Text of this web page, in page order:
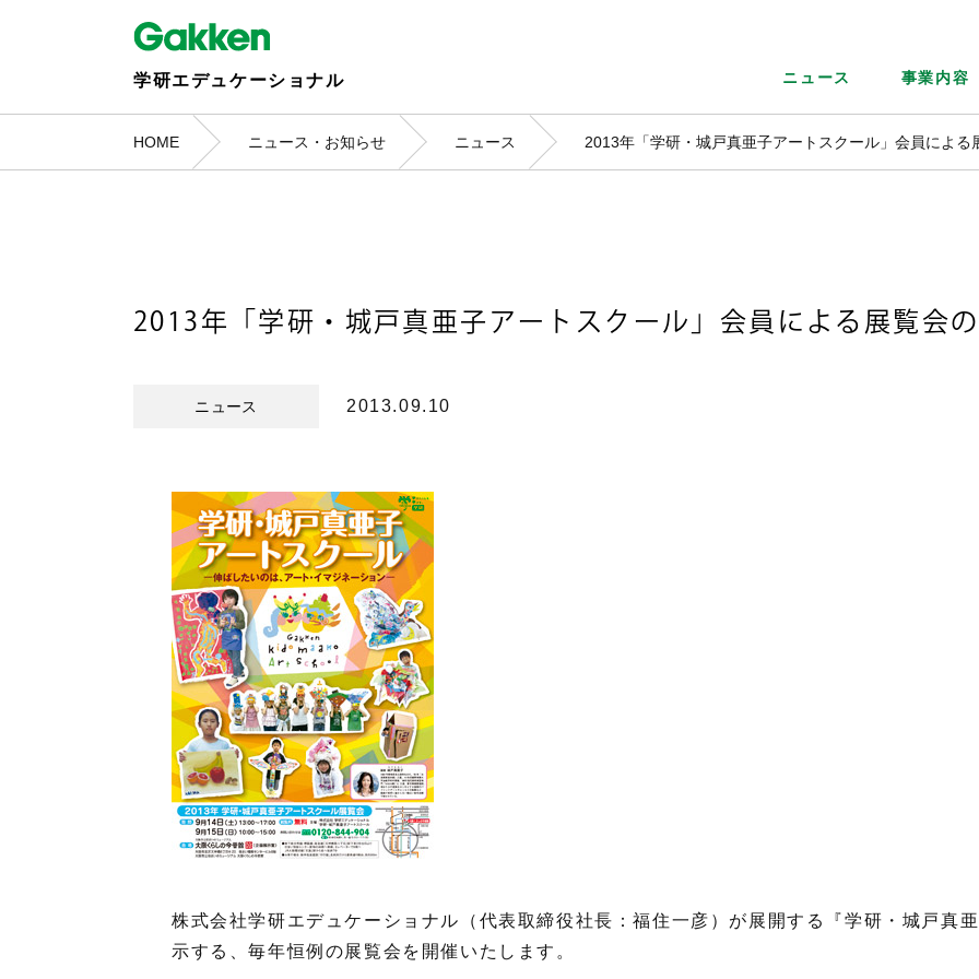
学研エデュケーショナル ニュース 事業内容
HOME ニュース・お知らせ ニュース 2013年「学研・城戸真亜子アートスクール」会員による
2013年「学研・城戸真亜子アートスクール」会員による展覧会
ニュース 2013.09.10
株式会社学研エデュケーショナル（代表取締役社長：福住一彦）が展開する『学研・城戸真
示する、毎年恒例の展覧会を開催いたします。